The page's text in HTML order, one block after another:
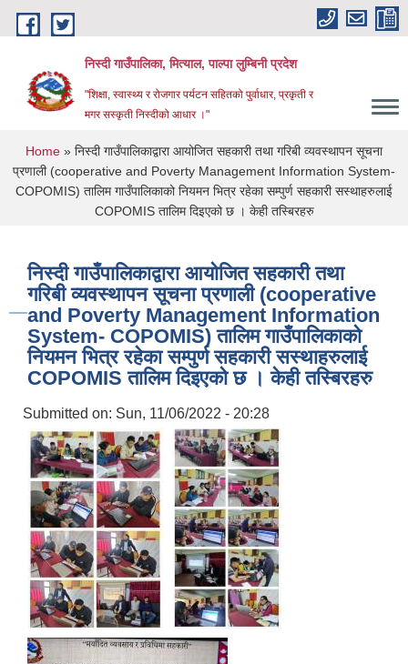
Skip to main content
निस्दी गाउँपालिका, मित्याल, पाल्पा लुम्बिनी प्रदेश
"शिक्षा, स्वास्थ्य र रोजगार पर्यटन सहितको पुर्वाधार, प्रकृती र
मगर सस्कृती निस्दीको आधार ।"
You are here
Home » निस्दी गाउँपालिकाद्वारा आयोजित सहकारी तथा गरिबी व्यवस्थापन सूचना
प्रणाली (cooperative and Poverty Management Information System-
COPOMIS) तालिम गाउँपालिकाको नियमन भित्र रहेका सम्पुर्ण सहकारी सस्थाहरुलाई
COPOMIS तालिम दिइएको छ । केही तस्बिरहरु
निस्दी गाउँपालिकाद्वारा आयोजित सहकारी तथा
गरिबी व्यवस्थापन सूचना प्रणाली (cooperative
and Poverty Management Information
System- COPOMIS) तालिम गाउँपालिकाको
नियमन भित्र रहेका सम्पुर्ण सहकारी सस्थाहरुलाई
COPOMIS तालिम दिइएको छ । केही तस्बिरहरु
Submitted on: Sun, 11/06/2022 - 20:28